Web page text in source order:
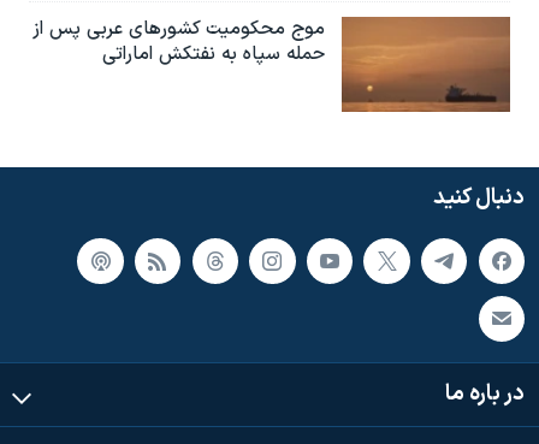
موج محکومیت کشورهای عربی پس از
حمله سپاه به نفتکش اماراتی
دنبال کنید
در باره ما